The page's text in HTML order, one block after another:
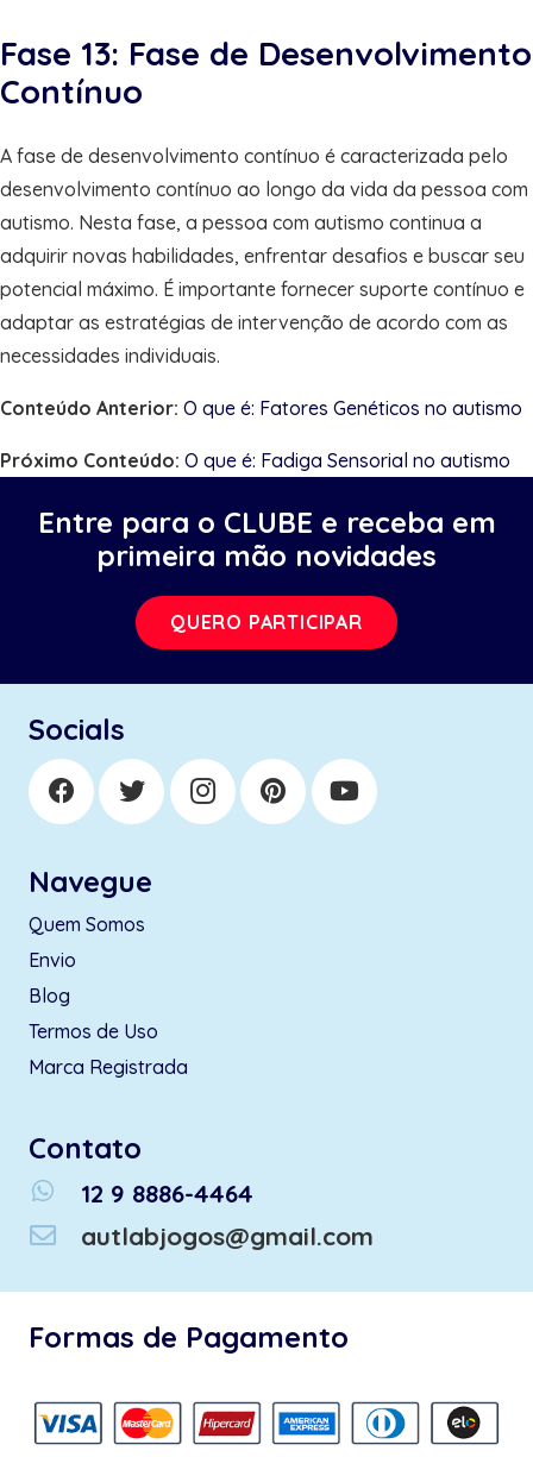
Fase 13: Fase de Desenvolvimento
Contínuo
A fase de desenvolvimento contínuo é caracterizada pelo
desenvolvimento contínuo ao longo da vida da pessoa com
autismo. Nesta fase, a pessoa com autismo continua a
adquirir novas habilidades, enfrentar desafios e buscar seu
potencial máximo. É importante fornecer suporte contínuo e
adaptar as estratégias de intervenção de acordo com as
necessidades individuais.
Conteúdo Anterior: O que é: Fatores Genéticos no autismo
Próximo Conteúdo: O que é: Fadiga Sensorial no autismo
Entre para o CLUBE e receba em
primeira mão novidades
QUERO PARTICIPAR
Socials
Navegue
Quem Somos
Envio
Blog
Termos de Uso
Marca Registrada
Contato
whatsapp
12 9 8886-4464
autlabjogos@gmail.com
Formas de Pagamento